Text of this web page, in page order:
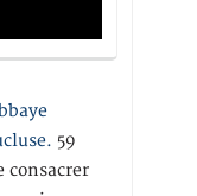
59
consacrer